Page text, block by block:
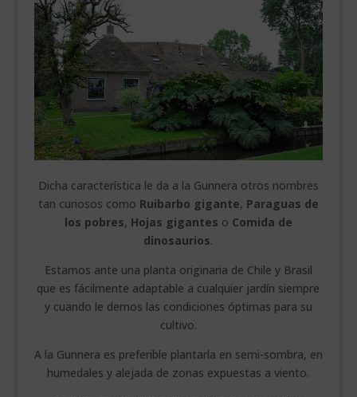
Dicha característica le da a la Gunnera otros nombres
tan curiosos como Ruibarbo gigante, Paraguas de
los pobres, Hojas gigantes o Comida de
dinosaurios.
Estamos ante una planta originaria de Chile y Brasil
que es fácilmente adaptable a cualquier jardín siempre
y cuando le demos las condiciones óptimas para su
cultivo.
A la Gunnera es preferible plantarla en semi-sombra, en
humedales y alejada de zonas expuestas a viento.